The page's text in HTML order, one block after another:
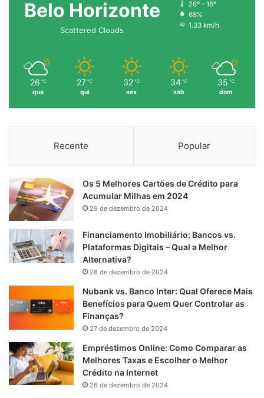
Belo Horizonte
Scattered Clouds
26º - 16º
68%
1.33 km/h
26 ℃
qua
27 ℃
qui
32 ℃
sex
34 ℃
sáb
35 ℃
dom
Recente Popular
Os 5 Melhores Cartões de Crédito para
Acumular Milhas em 2024
29 de dezembro de 2024
Financiamento Imobiliário: Bancos vs.
Plataformas Digitais – Qual a Melhor
Alternativa?
28 de dezembro de 2024
Nubank vs. Banco Inter: Qual Oferece Mais
Benefícios para Quem Quer Controlar as
Finanças?
27 de dezembro de 2024
Empréstimos Online: Como Comparar as
Melhores Taxas e Escolher o Melhor
Crédito na Internet
26 de dezembro de 2024